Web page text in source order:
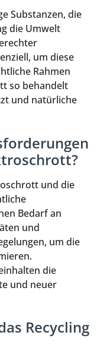
Substanzen, die
die Umwelt
um diese
Rahmen
so behandelt
und natürliche
und die
Bedarf an
und
um die
die
und neuer
Recycling